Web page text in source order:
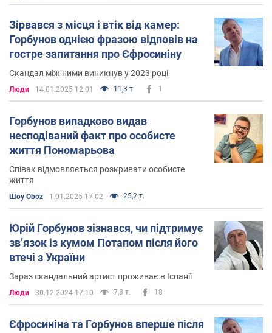
Зірвався з місця і втік від камер:
Горбунов однією фразою відповів на
гостре запитання про Єфросиніну
Скандал між ними виникнув у 2023 році
Люди 14.01.2025 12:01 11,3 т. 1
Горбунов випадково видав
несподіваний факт про особисте
життя Пономарьова
Співак відмовляється розкривати особисте
життя
Шоу Oboz 1.01.2025 17:02 25,2 т.
Юрій Горбунов зізнався, чи підтримує
звʼязок із кумом Потапом після його
втечі з України
Зараз скандальний артист проживає в Іспанії
Люди 30.12.2024 17:10 7,8 т. 18
Єфросиніна та Горбунов вперше після